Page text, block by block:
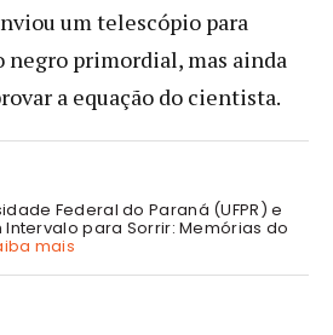
um telescópio para
negro primordial, mas ainda
a equação do cientista.
Federal do Paraná (UFPR) e
para Sorrir: Memórias do
mais